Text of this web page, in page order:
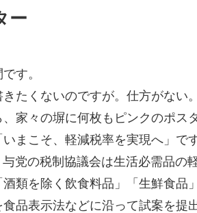
ー
す。
たくないのですが。仕方がない
家々の塀に何枚もピンクのポス
まこそ、軽減税率を実現へ」です
党の税制協議会は生活必需品の
酒類を除く飲食料品」「生鮮食品
品表示法などに沿って試案を提